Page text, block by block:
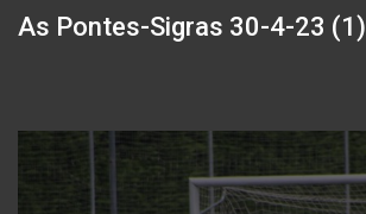
As Pontes-Sigras 30-4-23 (1)